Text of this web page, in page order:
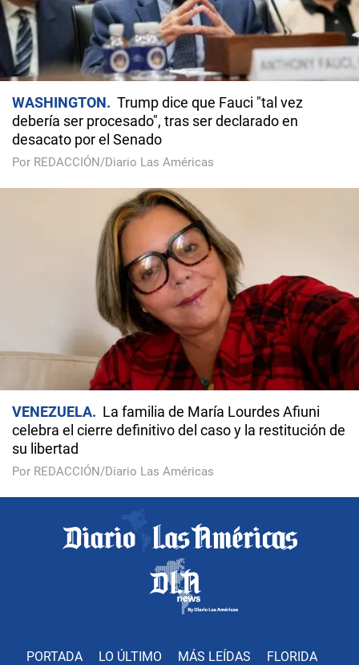
WASHINGTON
Trump dice que Fauci "tal vez
debería ser procesado", tras ser declarado en
desacato por el Senado
Por REDACCIÓN/Diario Las Américas
VENEZUELA
La familia de María Lourdes Afiuni
celebra el cierre definitivo del caso y la restitución de
su libertad
Por REDACCIÓN/Diario Las Américas
PORTADA LO ÚLTIMO MÁS LEÍDAS FLORIDA